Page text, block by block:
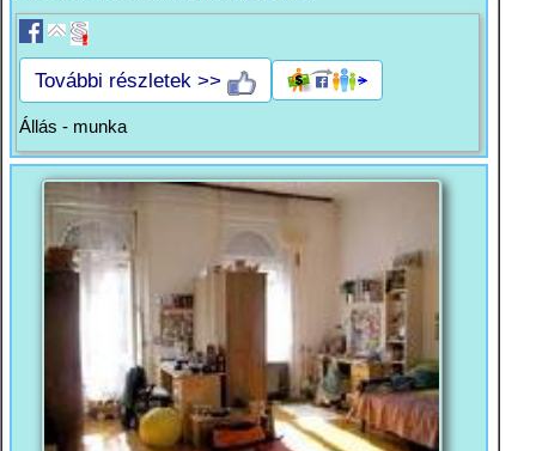
További részletek >>
Állás - munka